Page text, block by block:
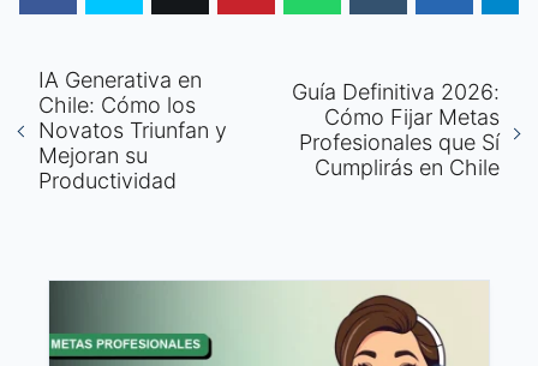
IA Generativa en
Chile: Cómo los
Novatos Triunfan y
Mejoran su
Productividad
Guía Definitiva 2026:
Cómo Fijar Metas
Profesionales que Sí
Cumplirás en Chile